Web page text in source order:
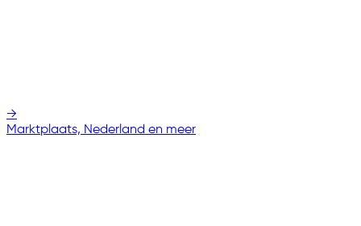
→
Marktplaats, Nederland en meer